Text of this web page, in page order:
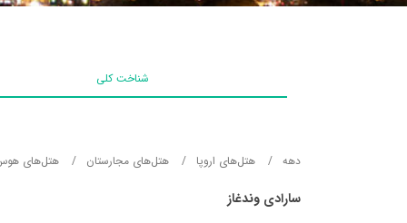
شناخت کلی
دهه هتل‌های اروپا هتل‌های مجارستان هتل‌های
سارادی وندغاز